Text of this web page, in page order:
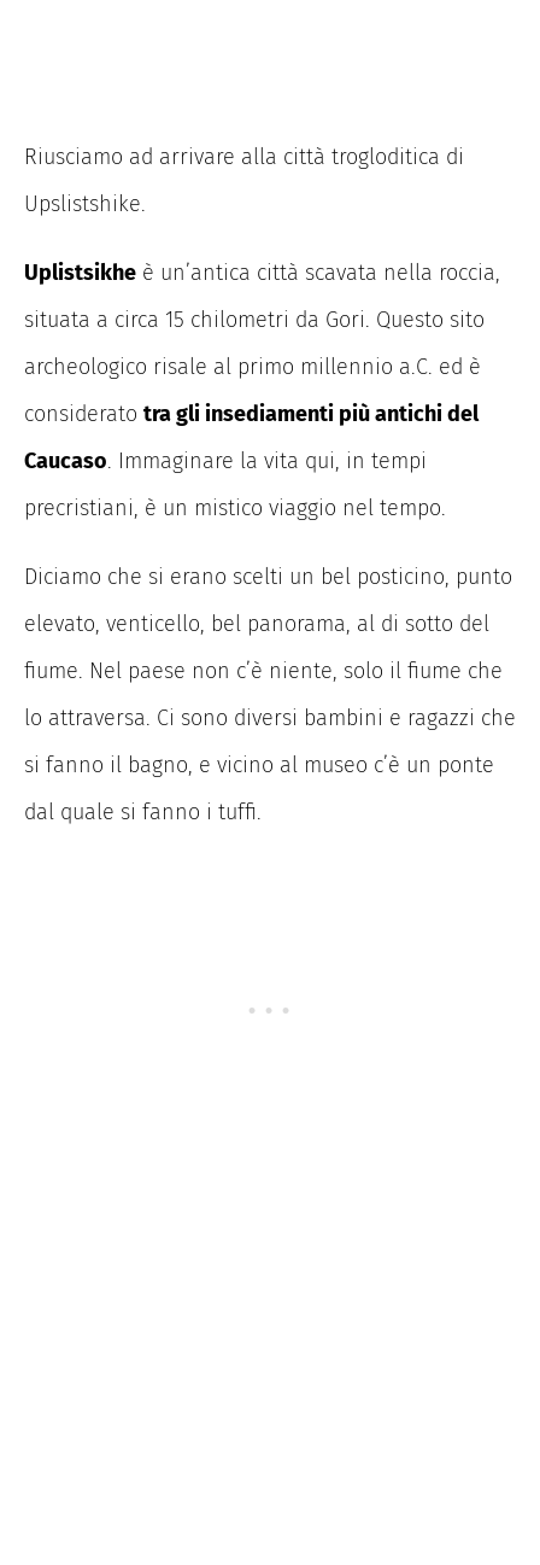
Riusciamo ad arrivare alla città trogloditica di
Upslistshike.
Uplistsikhe è un’antica città scavata nella roccia,
situata a circa 15 chilometri da Gori. Questo sito
archeologico risale al primo millennio a.C. ed è
considerato tra gli insediamenti più antichi del
Caucaso. Immaginare la vita qui, in tempi
precristiani, è un mistico viaggio nel tempo.
Diciamo che si erano scelti un bel posticino, punto
elevato, venticello, bel panorama, al di sotto del
fiume. Nel paese non c’è niente, solo il fiume che
lo attraversa. Ci sono diversi bambini e ragazzi che
si fanno il bagno, e vicino al museo c’è un ponte
dal quale si fanno i tuffi.